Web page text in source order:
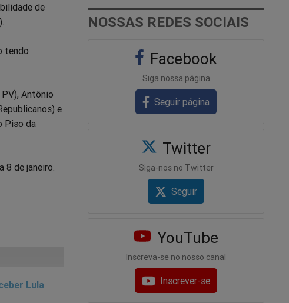
de
tendo
Antônio
e
Piso da
de janeiro.
Lula
NOSSAS REDES SOCIAIS
Facebook
Siga nossa página
Seguir página
Twitter
Siga-nos no Twitter
Seguir
YouTube
Inscreva-se no nosso canal
Inscrever-se